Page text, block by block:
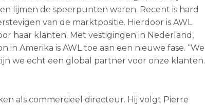
lijmen de speerpunten waren. Recent is hard
van de marktpositie. Hierdoor is AWL
haar klanten. Met vestigingen in Nederland,
Amerika is AWL toe aan een nieuwe fase. “We
we echt een global partner voor onze klanten.
als commercieel directeur. Hij volgt Pierre